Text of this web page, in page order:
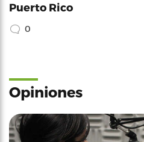
Puerto Rico
0
Opiniones